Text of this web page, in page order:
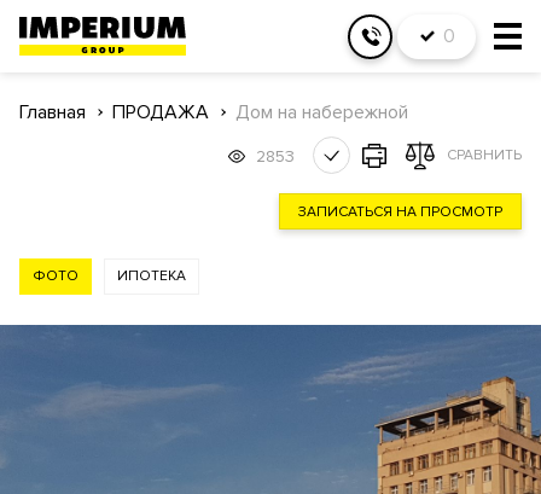
0
Главная ПРОДАЖА Дом на набережной
2853 СРАВНИТЬ
ЗАПИСАТЬСЯ НА ПРОСМОТР
ФОТО ИПОТЕКА